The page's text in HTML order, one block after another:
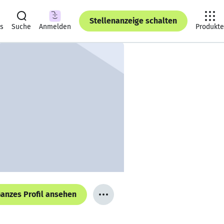
Suche Anmelden
Stellenanzeige schalten
Produkte
Profil ansehen